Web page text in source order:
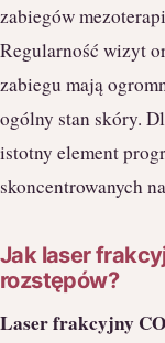
zabiegów
Regularność wizyt
zabiegu mają
ogólny stan skóry.
istotny element
skoncentrowanych
Jak laser
rozstępów?
Laser frakcyjny